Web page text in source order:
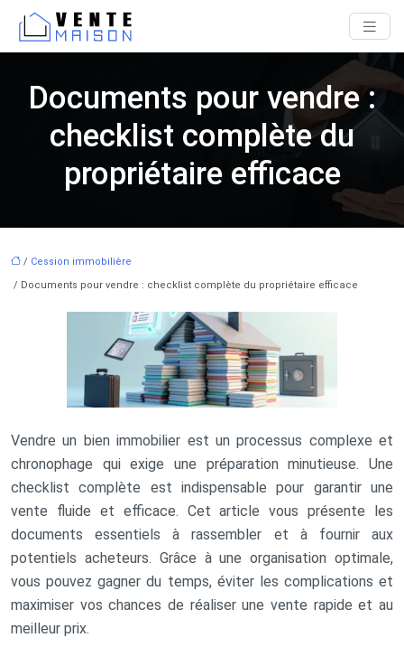
Documents pour vendre :
checklist complète du
propriétaire efficace
/ Cession immobilière
/ Documents pour vendre : checklist complète du propriétaire efficace
Vendre un bien immobilier est un processus complexe et
chronophage qui exige une préparation minutieuse. Une
checklist complète est indispensable pour garantir une
vente fluide et efficace. Cet article vous présente les
documents essentiels à rassembler et à fournir aux
potentiels acheteurs. Grâce à une organisation optimale,
vous pouvez gagner du temps, éviter les complications et
maximiser vos chances de réaliser une vente rapide et au
meilleur prix.